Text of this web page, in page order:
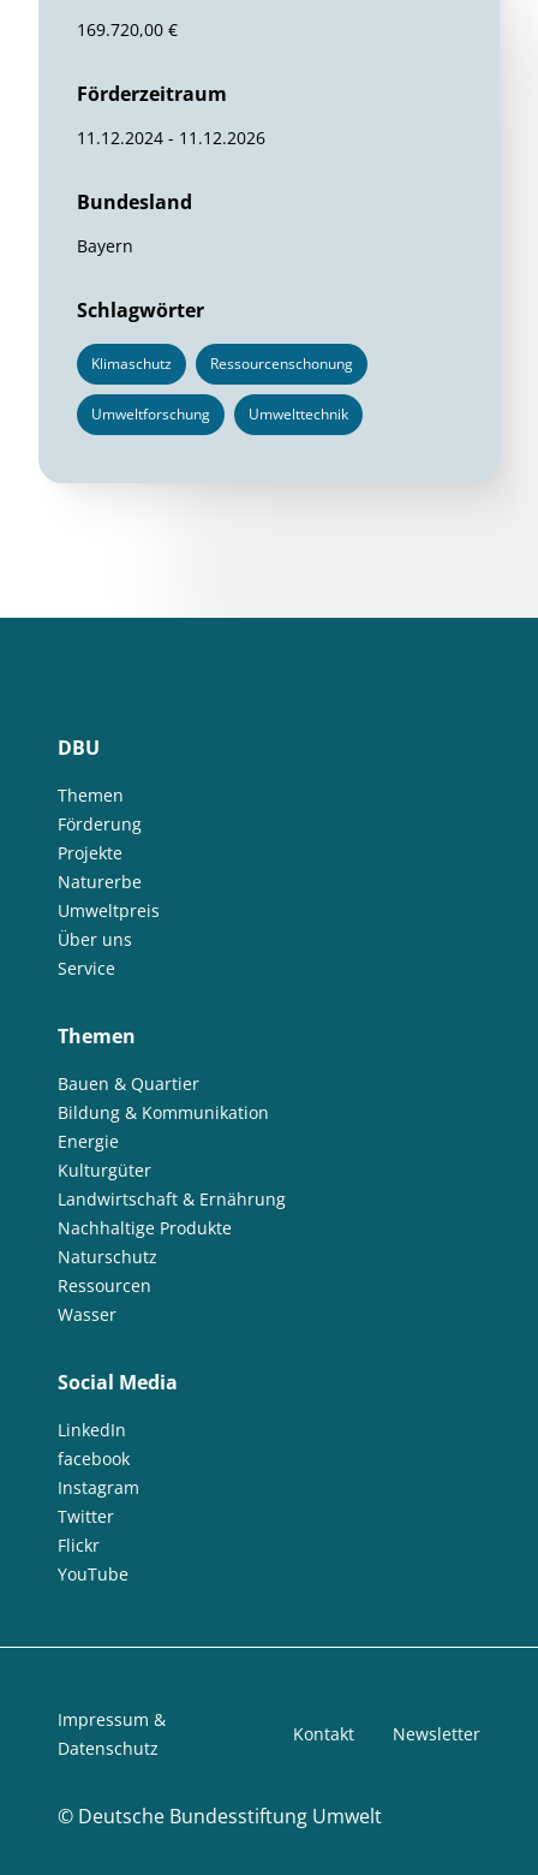
169.720,00 €
Förderzeitraum
11.12.2024 - 11.12.2026
Bundesland
Bayern
Schlagwörter
Klimaschutz Ressourcenschonung
Umweltforschung Umwelttechnik
DBU
Themen
Förderung
Projekte
Naturerbe
Umweltpreis
Über uns
Service
Themen
Bauen & Quartier
Bildung & Kommunikation
Energie
Kulturgüter
Landwirtschaft & Ernährung
Nachhaltige Produkte
Naturschutz
Ressourcen
Wasser
Social Media
LinkedIn
facebook
Instagram
Twitter
Flickr
YouTube
© Deutsche Bundesstiftung Umwelt
Impressum &
Datenschutz
Kontakt Newsletter